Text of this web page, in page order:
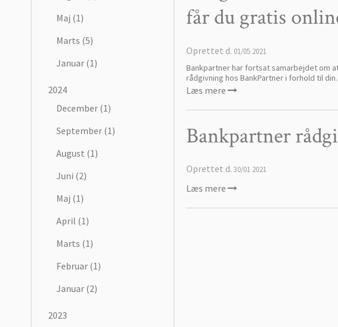
Maj (1)
Marts (5)
Januar (1)
2024
December (1)
September (1)
August (1)
Juni (2)
Maj (1)
April (1)
Marts (1)
Februar (1)
Januar (2)
2023
får du gratis
Oprettet d. 01/05 2021
Bankpartner har fortsat samarbejdet om
rådgivning hos BankPartner i forhold til
Læs mere
Bankpartner
Oprettet d.30/01 2021
Læs mere